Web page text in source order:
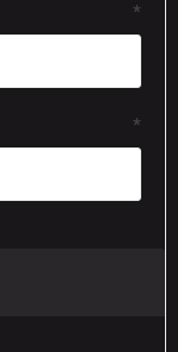
*
*